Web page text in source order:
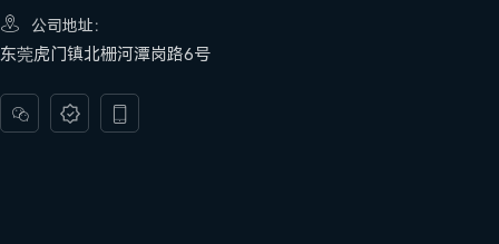
 公司地址：
东莞虎门镇北栅河潭岗路6号
  